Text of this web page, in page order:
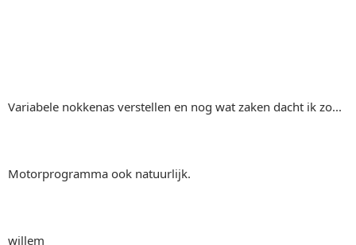
Variabele nokkenas verstellen en nog wat zaken dacht ik zo...
Motorprogramma ook natuurlijk.
willem